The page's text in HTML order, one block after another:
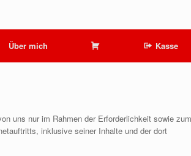
Über mich Kasse
uns nur im Rahmen der Erforderlichkeit sowie zum
inklusive seiner Inhalte und der dort